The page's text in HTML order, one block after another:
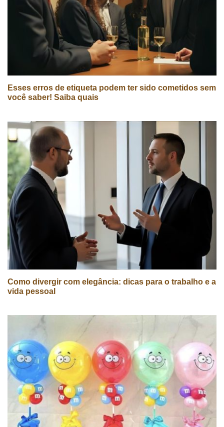
Esses erros de etiqueta podem ter sido cometidos sem
você saber! Saiba quais
Como divergir com elegância: dicas para o trabalho e a
vida pessoal